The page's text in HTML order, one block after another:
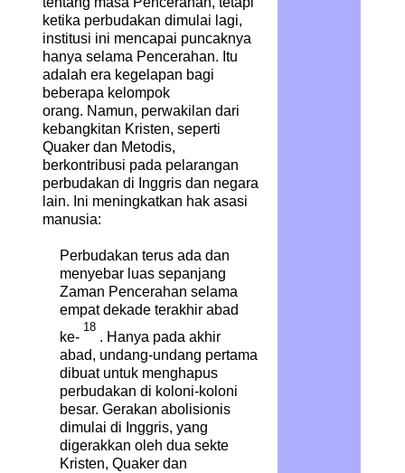
ketika perbudakan dimulai lagi,
institusi ini mencapai puncaknya
hanya selama Pencerahan. Itu
adalah era kegelapan bagi
beberapa kelompok
orang. Namun, perwakilan dari
kebangkitan Kristen, seperti
Quaker dan Metodis,
berkontribusi pada pelarangan
perbudakan di Inggris dan negara
lain. Ini meningkatkan hak asasi
manusia:
Perbudakan terus ada dan
menyebar luas sepanjang
Zaman Pencerahan selama
empat dekade terakhir abad
ke-
18
. Hanya pada akhir
abad, undang-undang pertama
dibuat untuk menghapus
perbudakan di koloni-koloni
besar. Gerakan abolisionis
dimulai di Inggris, yang
digerakkan oleh dua sekte
Kristen, Quaker dan